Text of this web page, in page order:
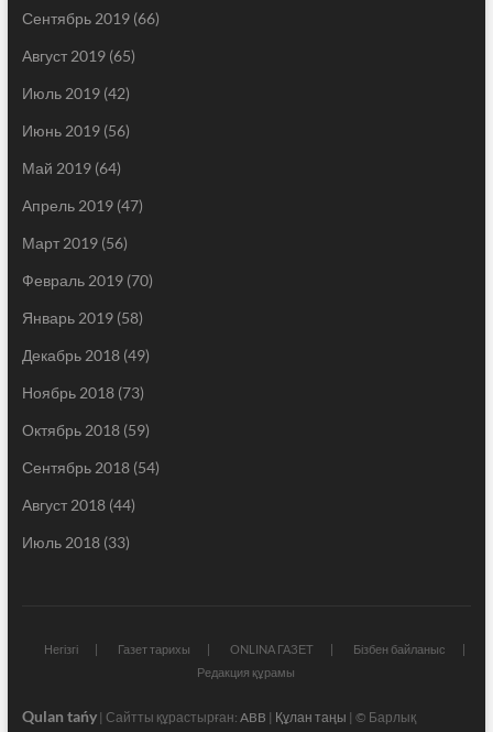
Сентябрь 2019(66)
Август 2019(65)
Июль 2019(42)
Июнь 2019(56)
Май 2019(64)
Апрель 2019(47)
Март 2019(56)
Февраль 2019(70)
Январь 2019(58)
Декабрь 2018(49)
Ноябрь 2018(73)
Октябрь 2018(59)
Сентябрь 2018(54)
Август 2018(44)
Июль 2018(33)
Негізгі Газет тарихы ONLINA ГАЗЕТ
Бізбен байланыс
Редакция құрамы
Qulan tańy| Сайтты құрастырған: ABB | Құлан таңы | © Барлық